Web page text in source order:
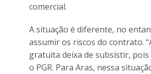
comercial.
A situação é diferente, no
assumir os riscos do contrato.
gratuita deixa de subsistir, pois
o PGR. Para Aras, nessa